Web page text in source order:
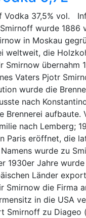
Vodka 37,5% vol.
wurde 1886
in Moskau
weltweit, die
Smirnow übernahm
Vaters Pjotr
wurde die
nach
Brennerei aufbaute.
nach Lemberg;
Paris eröffnet, die
wurde zu
1930er Jahre
Länder
Smirnow die Firma
in die USA
Smirnoff zu Diageo